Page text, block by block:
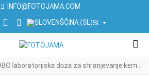
INFO@FOTOJAMA.COM
SOCIAL LINKSOCIAL LINK
LINKEDIN SOCIAL LINK
YOUTUBE SOCIAL LINK
IZBERITE VAŠ JEZIK
SL
laboratorijska doza za shranjevanje kemikalij - 1000ml ČRNA